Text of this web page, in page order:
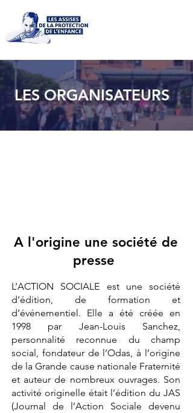
LES ORGANISATEURS
A l'origine une société de
presse
L’ACTION SOCIALE est une société
d’édition, de formation et
d’événementiel. Elle a été créée en
1998 par Jean-Louis Sanchez,
personnalité reconnue du champ
social, fondateur de l’Odas, à l’origine
de la Grande cause nationale Fraternité
et auteur de nombreux ouvrages. Son
activité originelle était l’édition du JAS
(Journal de l’Action Sociale devenu